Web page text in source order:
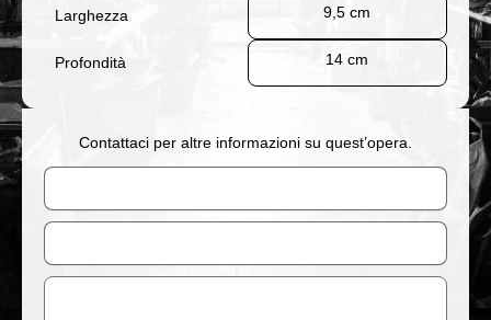
Larghezza 9,5 cm
Profondità 14 cm
Contattaci per altre informazioni su quest’opera.
Nome
Email
Messaggio